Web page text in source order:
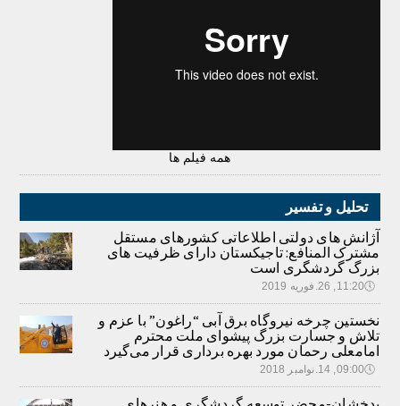
همه فیلم ها
تحلیل و تفسیر
آژانش های دولتی اطلاعاتی کشورهای مستقل
مشترک المنافع: تاجیکستان دارای ظرفیت های
بزرگ گردشگری است
🕔11:20, 26.فوریه 2019
نخستین چرخه نیروگاه برق آبی “راغون” با عزم و
تلاش و جسارت بزرگ پیشوای ملت محترم
امامعلی رحمان مورد بهره برداری قرار می‌گیرد
🕔09:00, 14.نوامبر 2018